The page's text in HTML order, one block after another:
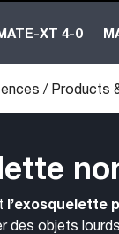
XT 4-0
/ Products
l’exosquelette
des objets